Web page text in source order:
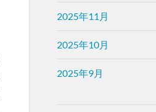
2025年11月
2025年10月
2025年9月